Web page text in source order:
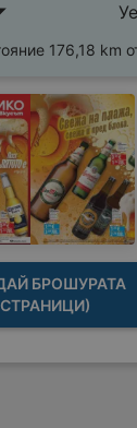
176,18 km
БРОШУРАТА